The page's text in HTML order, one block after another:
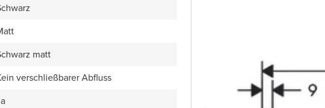
matt
verschließbarer Abfluss